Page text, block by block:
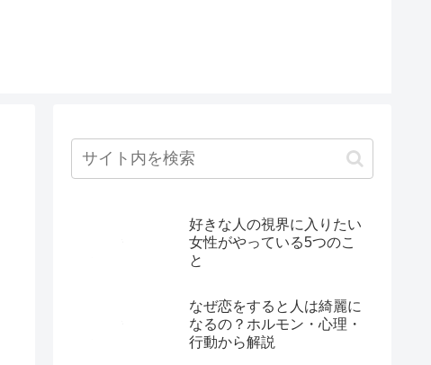
好きな人の視界に入りたい
女性がやっている5つのこ
と
なぜ恋をすると人は綺麗に
なるの？ホルモン・心理・
行動から解説